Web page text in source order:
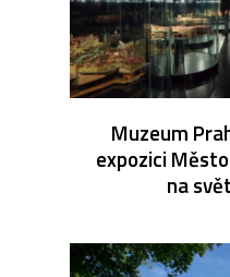
Muzeum
expozici
na